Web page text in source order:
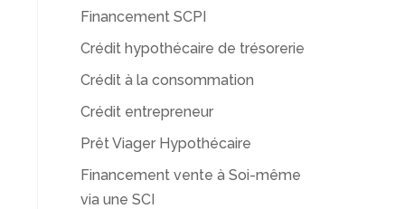
Financement SCPI
Crédit hypothécaire de trésorerie
Crédit à la consommation
Crédit entrepreneur
Prêt Viager Hypothécaire
Financement vente à Soi-même
via une SCI